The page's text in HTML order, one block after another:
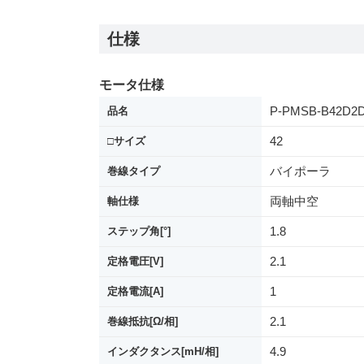
仕様
モータ仕様
品名 P-PMSB-
□サイズ 42
巻線タイプ バイポーラ
軸仕様 両軸中空
ステップ角[°] 1.8
定格電圧[V] 2.1
定格電流[A] 1
巻線抵抗[Ω/相] 2.1
インダクタンス[mH/相] 4.9